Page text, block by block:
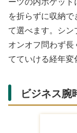
を折らずに収納
て選べます。シン
オンオフ問わず
てていける経年変
ビジネス腕